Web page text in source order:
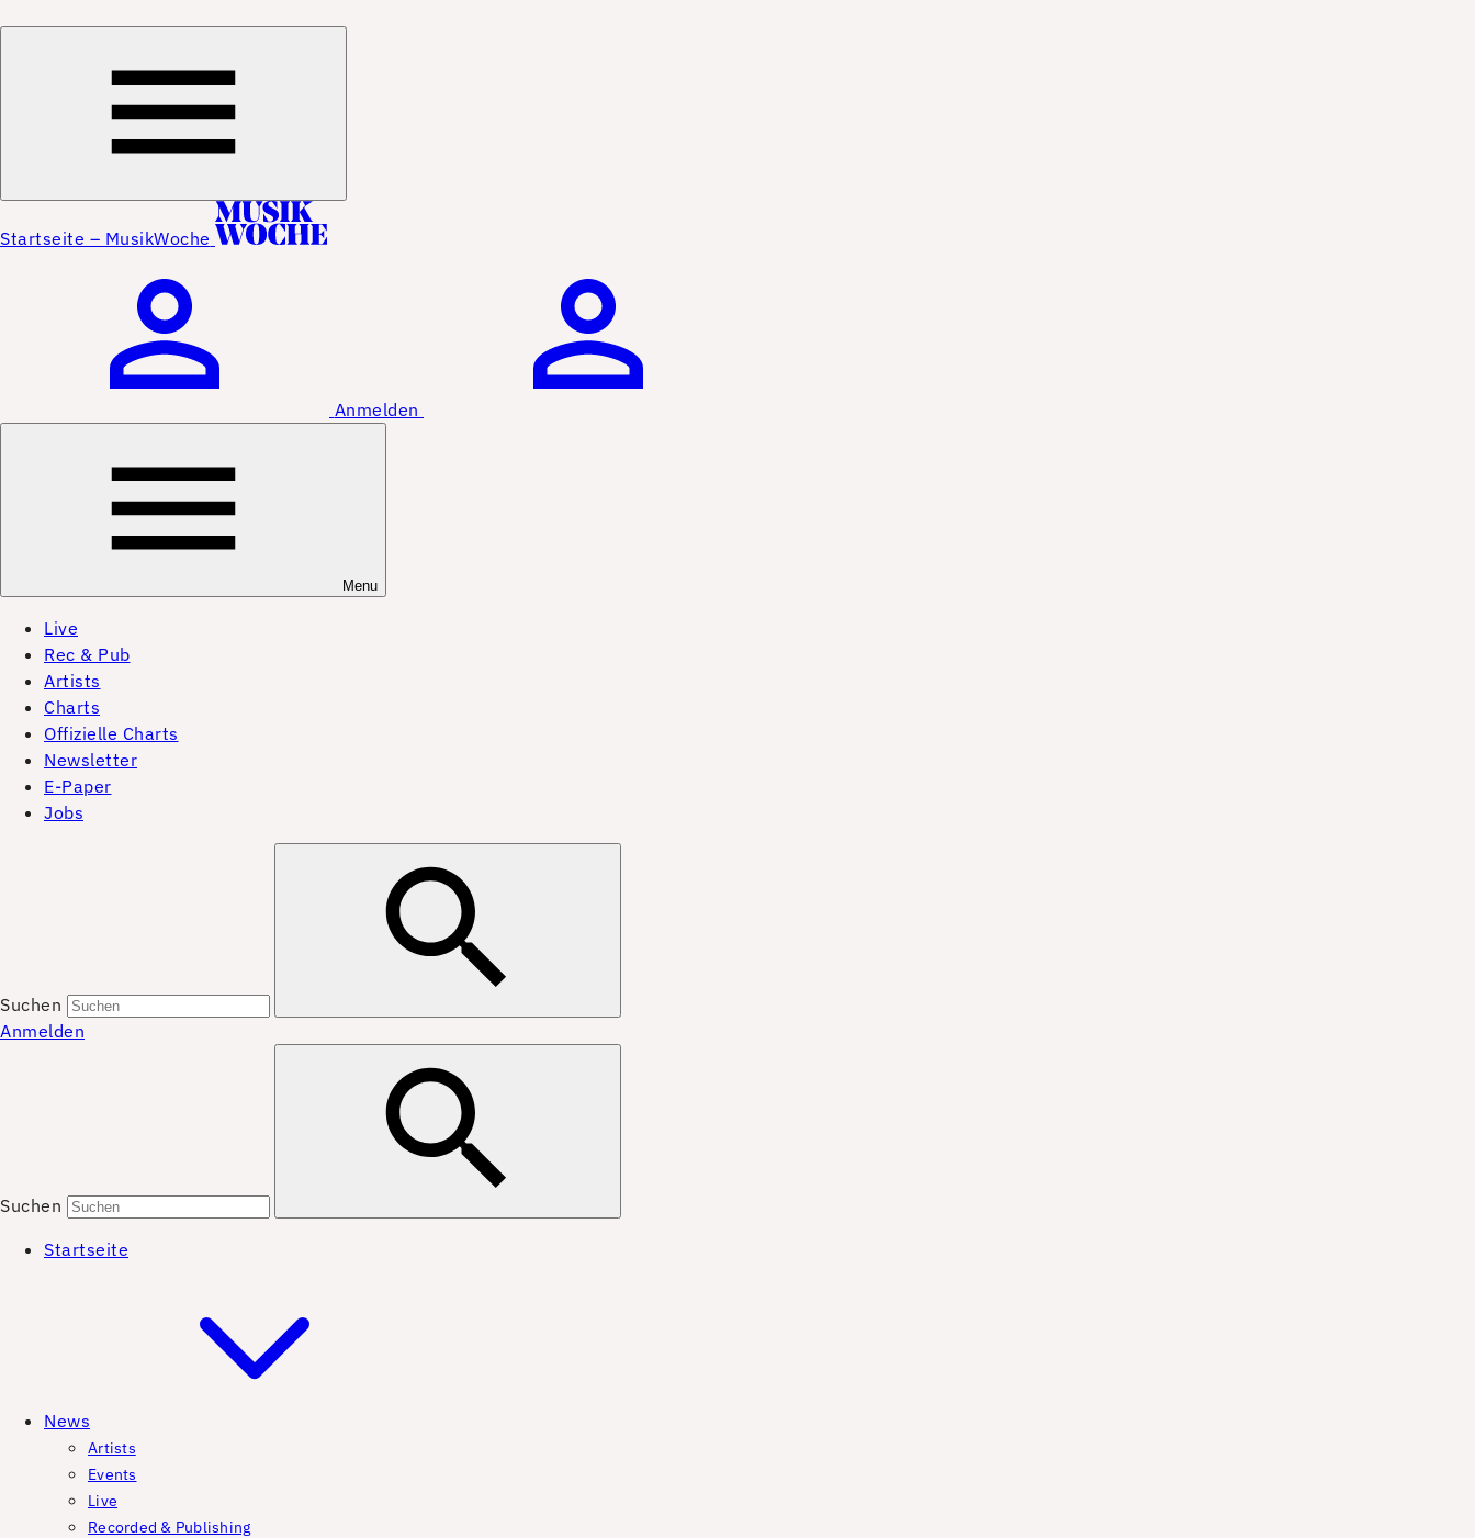
Startseite – MusikWoche
Anmelden
Menu
Live
Rec & Pub
Artists
Charts
Offizielle Charts
Newsletter
E-Paper
Jobs
Suchen
Anmelden
Suchen
Startseite
News
Artists
Events
Live
Recorded & Publishing